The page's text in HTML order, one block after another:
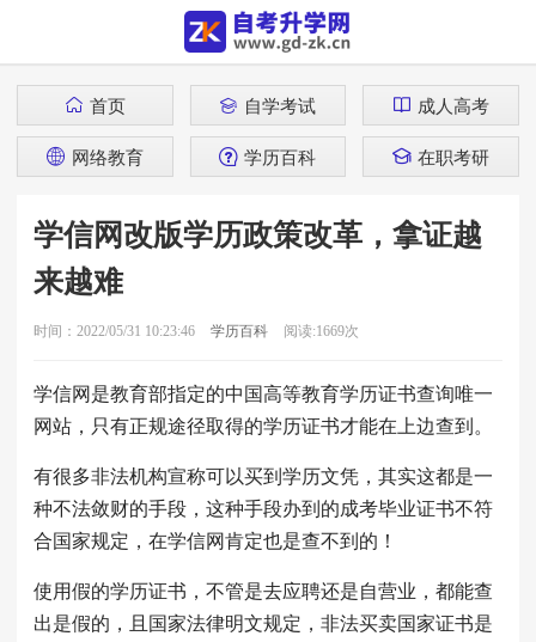
首页 自学考试 成人高考
网络教育 学历百科 在职考研
学信网改版学历政策改革，拿证越
来越难
时间：2022/05/31 10:23:46 学历百科 阅读:1669次
学信网是教育部指定的中国高等教育学历证书查询唯一
网站，只有正规途径取得的学历证书才能在上边查到。
有很多非法机构宣称可以买到学历文凭，其实这都是一
种不法敛财的手段，这种手段办到的成考毕业证书不符
合国家规定，在学信网肯定也是查不到的！
使用假的学历证书，不管是去应聘还是自营业，都能查
出是假的，且国家法律明文规定，非法买卖国家证书是